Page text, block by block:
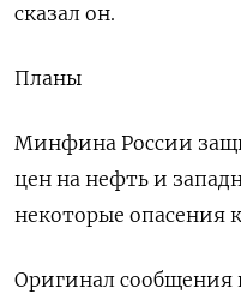
сказал он.
Планы
Минфина России
цен на нефть и
некоторые опасения
Оригинал сообщения